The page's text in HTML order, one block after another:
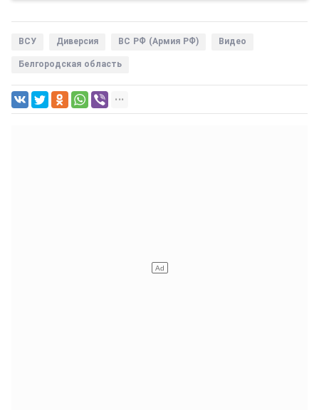
ВСУ Диверсия ВС РФ (Армия РФ) Видео
Белгородская область